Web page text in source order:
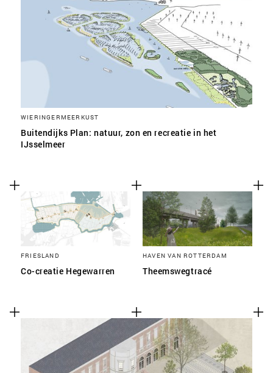
WIERINGERMEERKUST
Buitendijks Plan: natuur, zon en recreatie in het
IJsselmeer
FRIESLAND
Co-creatie Hegewarren
HAVEN VAN ROTTERDAM
Theemswegtracé